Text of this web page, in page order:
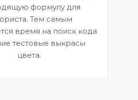
формулу для
Тем самым
время на поиск кода
тестовые выкрасы
цвета.